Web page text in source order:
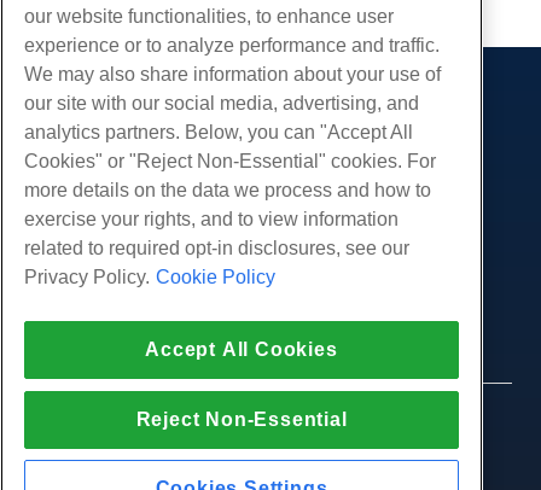
Producten
Web hosting
Zakelijke hosting
White Label-wederverkoper
Beheerde Linux VPS
Onbeheerde Windows VPS
Cloud Servers
Load Balancers
Blokkeer opslag
Diensten
Website-migraties
Gemeenschap
Productdocumentatie
Tutorials
Bedrijf
Over ons
Neem contact op
druk op
Affiliate-programma
Politie
Partnerovereenkomst
Ondersteuning
Live chat met ons
Open een ondersteuningskaartje
Stuur ons een e-mail
© 2010-2026 Hostwinds, een HostPapa Inc. bedrijf.
Alle rechten voorbehouden.
our website functionalities, to enhance user
experience or to analyze performance and traffic.
We may also share information about your use of
our site with our social media, advertising, and
analytics partners. Below, you can "Accept All
Cookies" or "Reject Non-Essential" cookies. For
more details on the data we process and how to
exercise your rights, and to view information
related to required opt-in disclosures, see our
Privacy Policy. Cookie Policy
Accept All Cookies
Reject Non-Essential